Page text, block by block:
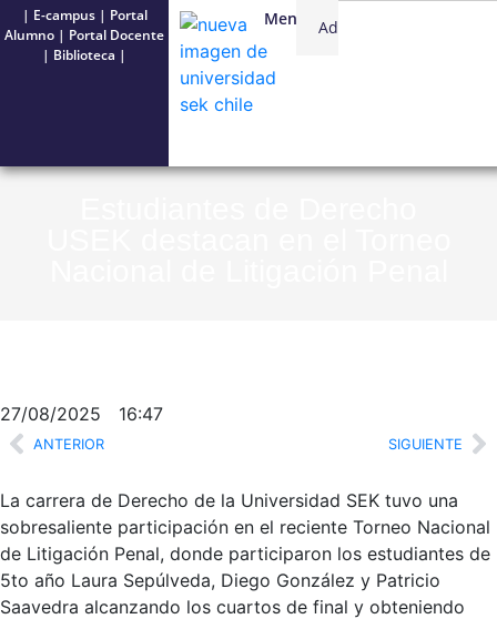
| E-campus| Portal
Alumno | Portal Docente
| Biblioteca |
Menú Admisión
27/08/2025 16:47
ANTERIOR SIGUIENTE
La carrera de Derecho de la Universidad SEK tuvo una
sobresaliente participación en el reciente Torneo Nacional
de Litigación Penal, donde participaron los estudiantes de
5to año Laura Sepúlveda, Diego González y Patricio
Saavedra alcanzando los cuartos de final y obteniendo